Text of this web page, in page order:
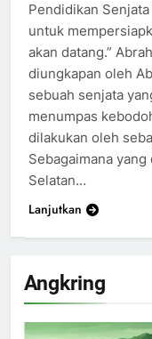
Angkring
Pendidikan
untuk
akan datang.”
diungkapan oleh
sebuah senjata
menumpas
dilakukan oleh
Sebagaimana
Selatan…
Lanjutkan